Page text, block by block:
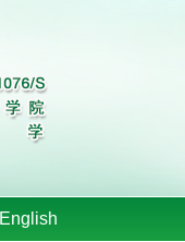
English